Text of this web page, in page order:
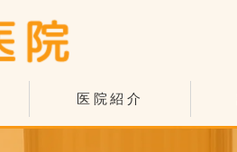
医院紹介